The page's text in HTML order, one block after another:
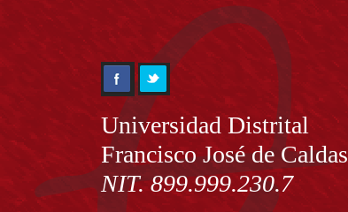
Información
Universidad Distrital
Francisco José de Caldas
NIT. 899.999.230.7